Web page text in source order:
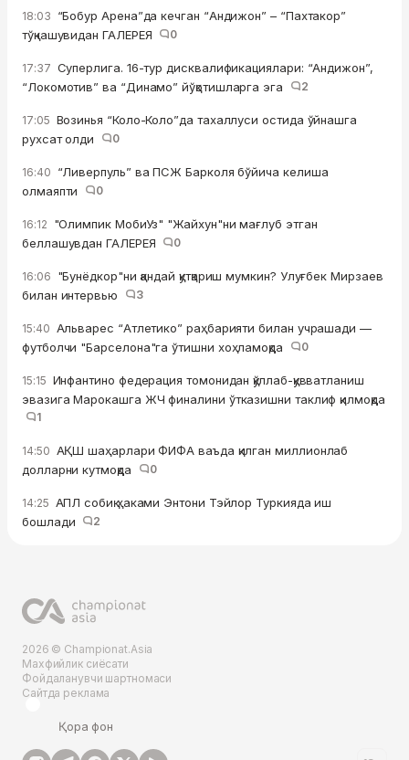
18:03 “Бобур Арена”да кечган “Андижон” – “Пахтакор”
тўқнашувидан ГАЛЕРЕЯ
0
17:37 Суперлига. 16-тур дисквалификациялари: “Андижон”,
“Локомотив” ва “Динамо” йўқотишларга эга
2
17:05 Возинья “Коло-Коло”да тахаллуси остида ўйнашга
рухсат олди
0
16:40 “Ливерпуль” ва ПСЖ Барколя бўйича келиша
олмаяпти
0
16:12 "Олимпик МобиУз" "Жайхун"ни мағлуб этган
беллашувдан ГАЛЕРЕЯ
0
16:06 "Бунёдкор"ни қандай қутқариш мумкин? Улуғбек Мирзаев
билан интервью
3
15:40 Альварес “Атлетико” раҳбарияти билан учрашади —
футболчи "Барселона"га ўтишни хоҳламоқда
0
15:15 Инфантино федерация томонидан қўллаб-қувватланиш
эвазига Марокашга ЖЧ финалини ўтказишни таклиф қилмоқда
1
14:50 АҚШ шаҳарлари ФИФА ваъда қилган миллионлаб
долларни кутмоқда
0
14:25 АПЛ собиқ ҳаками Энтони Тэйлор Туркияда иш
бошлади
2
2026 © Championat.Asia
Махфийлик сиёсати
Фойдаланувчи шартномаси
Сайтда реклама
Қора фон